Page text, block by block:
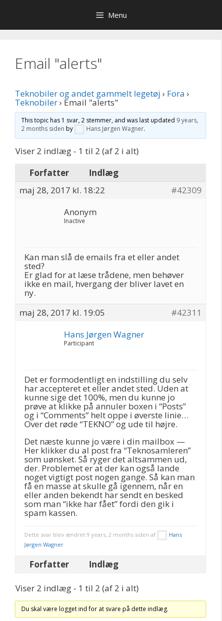
indhold
Menu
Email "alerts"
Teknobiler og andet gammelt legetøj › Fora ›
Teknobiler› Email "alerts"
This topic has 1 svar, 2 stemmer, and was last updated 9 years,
2 months siden by Hans Jørgen Wagner.
Viser 2 indlæg - 1 til 2 (af 2 i alt)
Forfatter
Indlæg
maj 28, 2017 kl. 18:22
#42309
Anonym
Inactive
Kan man slå de emails fra et eller andet
sted?
Er glad for at læse trådene, men behøver
ikke en mail, hvergang der bliver lavet en
ny.
maj 28, 2017 kl. 19:05
#42311
Hans Jørgen Wagner
Participant
Det er formodentligt en indstilling du selv
har accepteret et eller andet sted. Uden at
kunne sige det 100%, men du kunne jo
prøve at klikke på annuler boxen i “Posts”
og i “Comments” helt oppe i øverste linie…
Over det røde “TEKNO” og ude til højre.
Det næste kunne jo være i din mailbox —
Her klikker du al post fra “Teknosamleren”
som uønsket. Så ryger det altsammen ud,
der. Problemet er at der kan også lande
noget vigtigt post nogen gange. Så kan man
få en masse at skulle gå igennem, når en
eller anden bekendt har sendt en besked
som man “ikke har fået” fordi den gik i
spam kassen.
Dette svar blev ændret 9 years, 2 months siden af
Hans
Jørgen Wagner.
Forfatter Indlæg
Viser 2 indlæg - 1 til 2 (af 2 i alt)
Du skal være logget ind for at svare på dette indlæg.